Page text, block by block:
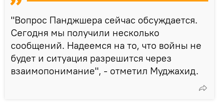
"Вопрос Панджшера сейчас обсуждается.
Сегодня мы получили несколько
сообщений. Надеемся на то, что войны не
будет и ситуация разрешится через
взаимопонимание", - отметил Муджахид.